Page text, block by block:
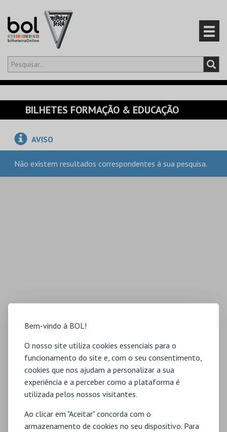
Bem-vindo à BOL!
O nosso site utiliza cookies essenciais para o
funcionamento do site e, com o seu consentimento,
cookies que nos ajudam a personalizar a sua
experiência e a perceber como a plataforma é
utilizada pelos nossos visitantes.
Ao clicar em "Aceitar" concorda com o
armazenamento de cookies no seu dispositivo. Para
Olá,iniciar sessão
CARRINHO 0
EVENTOS
CARTÕES
BILHETES FORMAÇÃO & EDUCAÇÃO
AVISO
Não existem resultados correspondentes à sua pesquisa.